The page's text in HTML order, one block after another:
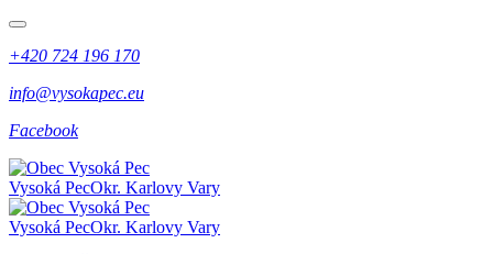
+420 724 196 170
info@vysokapec.eu
Facebook
Vysoká PecOkr. Karlovy Vary
Vysoká PecOkr. Karlovy Vary